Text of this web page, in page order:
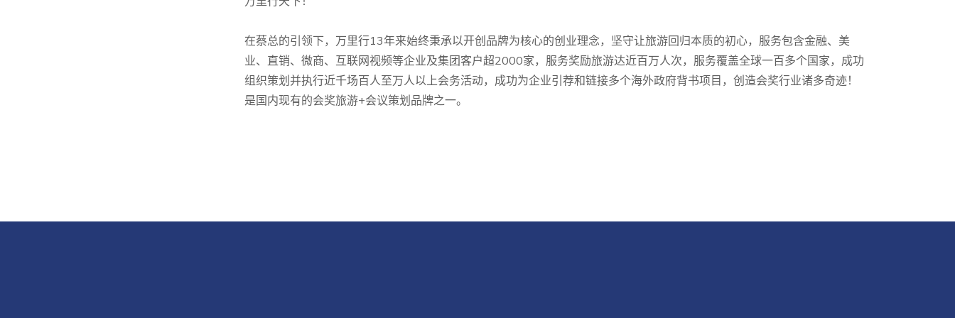
在蔡总的引领下，万里行13年来始终秉承以开创品牌为核心的创业理念，坚守让旅游回归本质的初心，服务包含金融、美
业、直销、微商、互联网视频等企业及集团客户超2000家，服务奖励旅游达近百万人次，服务覆盖全球一百多个国家，成功
组织策划并执行近千场百人至万人以上会务活动，成功为企业引荐和链接多个海外政府背书项目，创造会奖行业诸多奇迹！
是国内现有的会奖旅游+会议策划品牌之一。